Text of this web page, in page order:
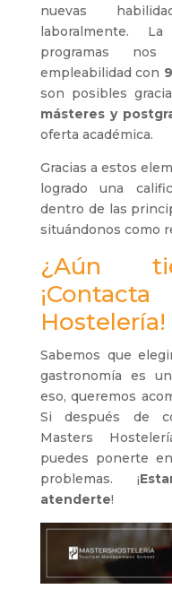
nuevas
laboralmente.
programas
empleabilidad con
son posibles
másteres y
oferta académica.
Gracias a estos
logrado una
dentro de las
situándonos como
¿Aún
Hostelería!
Sabemos que
gastronomía es
eso, queremos
Si después de
Masters
puedes ponerte
problemas. ¡
atenderte!